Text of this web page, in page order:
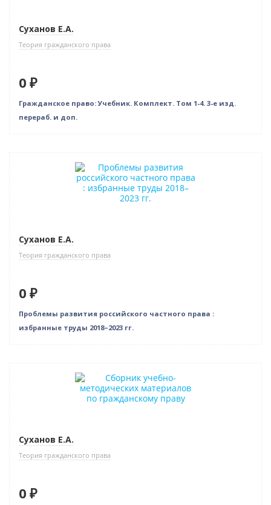
Суханов Е.А.
Теория гражданского права
0 ₽
Гражданское право: Учебник. Комплект. Том 1-4. 3-е изд.
перераб. и доп.
Нет в наличии
Суханов Е.А.
Теория гражданского права
0 ₽
Проблемы развития российского частного права :
избранные труды 2018–2023 гг.
Суханов Е.А.
Теория гражданского права
0 ₽